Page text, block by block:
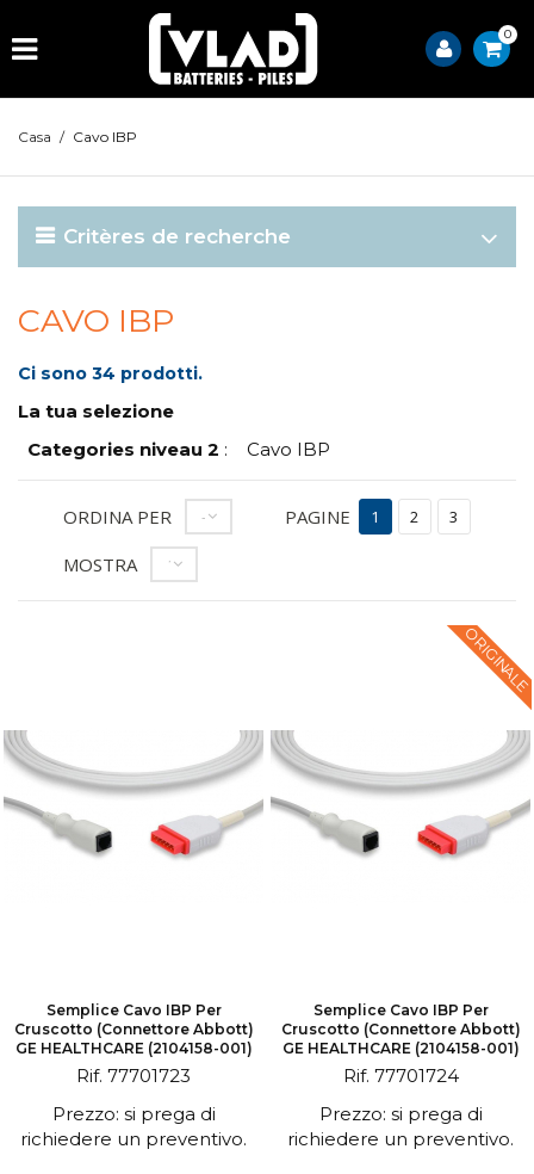
0
Casa / Cavo IBP
Critères de recherche
CAVO IBP
Ci sono 34 prodotti.
La tua selezione
Categories niveau 2 : Cavo IBP
ORDINA PER --
MOSTRA 12
PAGINE 1 2 3
Semplice Cavo IBP Per
Cruscotto (connettore Abbott)
GE HEALTHCARE (2104158-001)
Rif. 77701723
Prezzo: si prega di
richiedere un preventivo.
ORIGINALE
Semplice Cavo IBP Per
Cruscotto (connettore Abbott)
GE HEALTHCARE (2104158-001)
Rif. 77701724
Prezzo: si prega di
richiedere un preventivo.